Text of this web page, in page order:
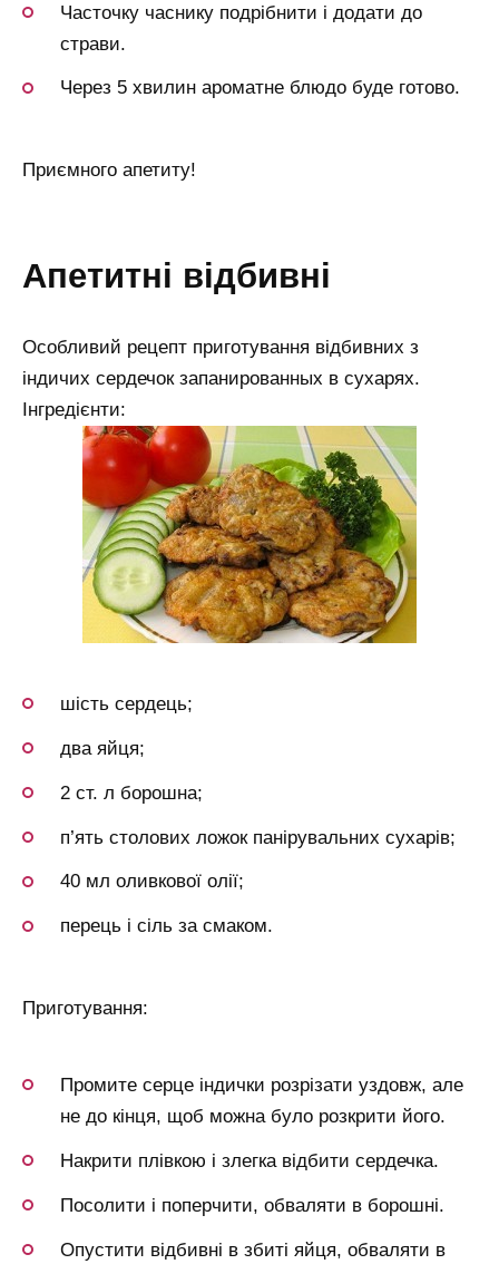
Часточку часнику подрібнити і додати до
страви.
Через 5 хвилин ароматне блюдо буде готово.
Приємного апетиту!
апетитні відбивні
Особливий рецепт приготування відбивних з
індичих сердечок запанированных в сухарях.
Інгредієнти:
шість сердець;
два яйця;
2 ст. л борошна;
п’ять столових ложок панірувальних сухарів;
40 мл оливкової олії;
перець і сіль за смаком.
Приготування:
Промите серце індички розрізати уздовж, але
не до кінця, щоб можна було розкрити його.
Накрити плівкою і злегка відбити сердечка.
Посолити і поперчити, обваляти в борошні.
Опустити відбивні в збиті яйця, обваляти в